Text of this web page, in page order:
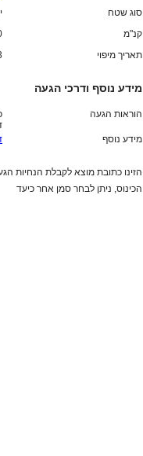
סוג שטח
קנ"מ
תאריך מיפוי
מידע נוסף ודרכי הגעה
הוראות הגעה
מידע נוסף
הזינו כתובת מוצא לקבלת הנחיות
הכינוס, ניתן לבחר סמן אחר כיעד